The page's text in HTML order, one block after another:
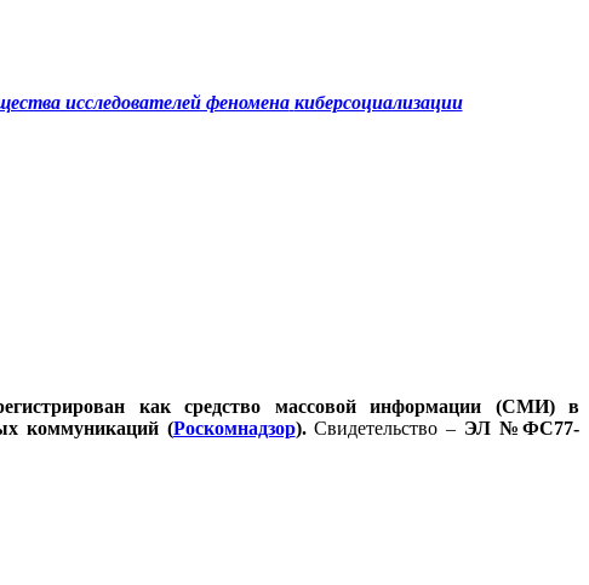
исследователей феномена киберсоциализации
как средство массовой информации (СМИ) в
коммуникаций (Роскомнадзор).Свидетельство – ЭЛ №ФС77-